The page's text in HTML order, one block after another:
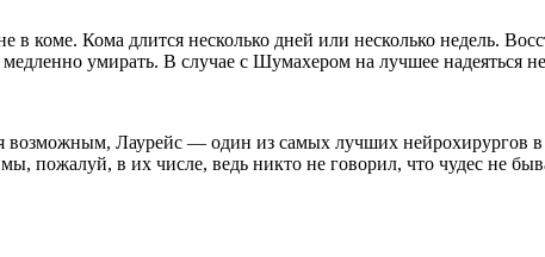
коме. Кома длится несколько дней или несколько недель.
умирать. В случае с Шумахером на лучшее надеяться
возможным, Лаурейс — один из самых лучших
пожалуй, в их числе, ведь никто не говорил, что чудес не